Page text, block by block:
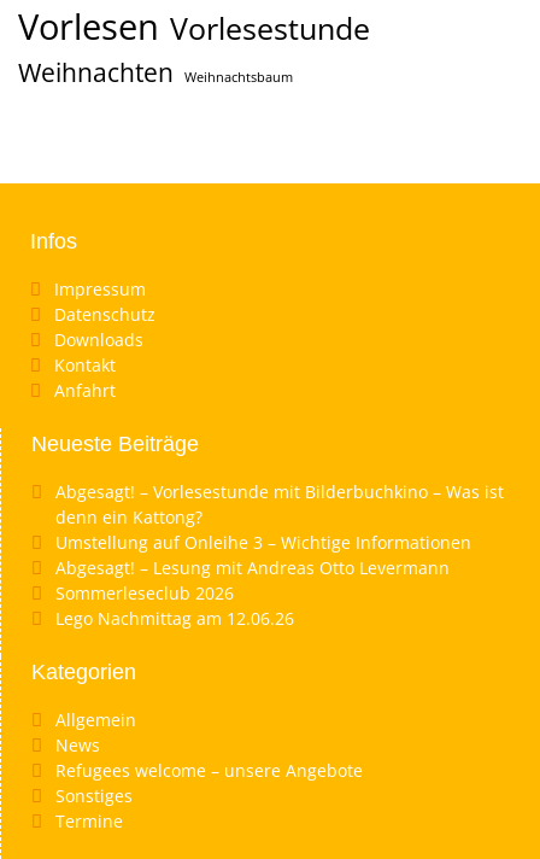
Vorlesen Vorlesestunde
Weihnachten Weihnachtsbaum
Infos
Impressum
Datenschutz
Downloads
Kontakt
Anfahrt
Neueste Beiträge
Abgesagt! – Vorlesestunde mit Bilderbuchkino – Was ist
denn ein Kattong?
Umstellung auf Onleihe 3 – Wichtige Informationen
Abgesagt! – Lesung mit Andreas Otto Levermann
Sommerleseclub 2026
Lego Nachmittag am 12.06.26
Kategorien
Allgemein
News
Refugees welcome – unsere Angebote
Sonstiges
Termine